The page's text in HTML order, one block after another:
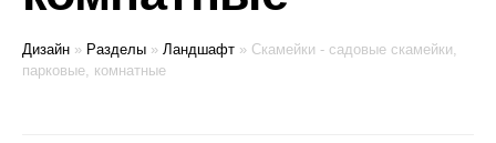
Дизайн » Разделы » Ландшафт » Скамейки - садовые скамейки,
парковые, комнатные